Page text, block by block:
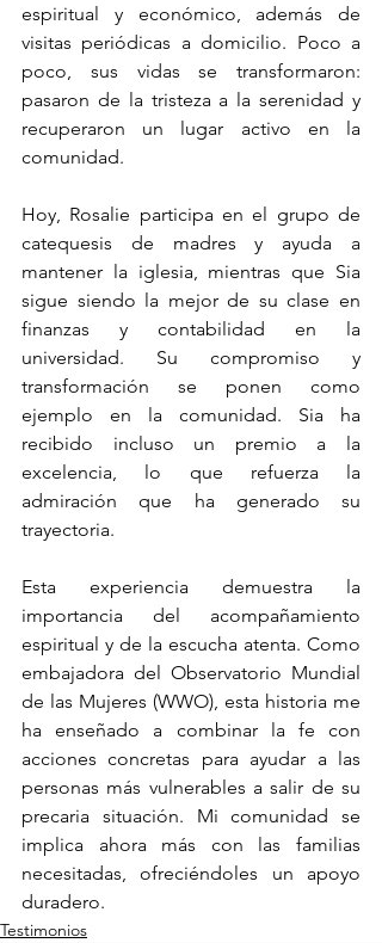
espiritual y económico, además de
visitas periódicas a domicilio. Poco a
poco, sus vidas se transformaron:
pasaron de la tristeza a la serenidad y
recuperaron un lugar activo en la
comunidad.
Hoy, Rosalie participa en el grupo de
catequesis de madres y ayuda a
mantener la iglesia, mientras que Sia
sigue siendo la mejor de su clase en
finanzas y contabilidad en la
universidad. Su compromiso y
transformación se ponen como
ejemplo en la comunidad. Sia ha
recibido incluso un premio a la
excelencia, lo que refuerza la
admiración que ha generado su
trayectoria.
Esta experiencia demuestra la
importancia del acompañamiento
espiritual y de la escucha atenta. Como
embajadora del Observatorio Mundial
de las Mujeres (WWO), esta historia me
ha enseñado a combinar la fe con
acciones concretas para ayudar a las
personas más vulnerables a salir de su
precaria situación. Mi comunidad se
implica ahora más con las familias
necesitadas, ofreciéndoles un apoyo
duradero.
Testimonios